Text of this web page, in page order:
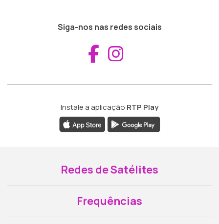
Siga-nos nas redes sociais
Aceder ao
Instale a aplicação RTP Play
Redes de Satélites
Frequências